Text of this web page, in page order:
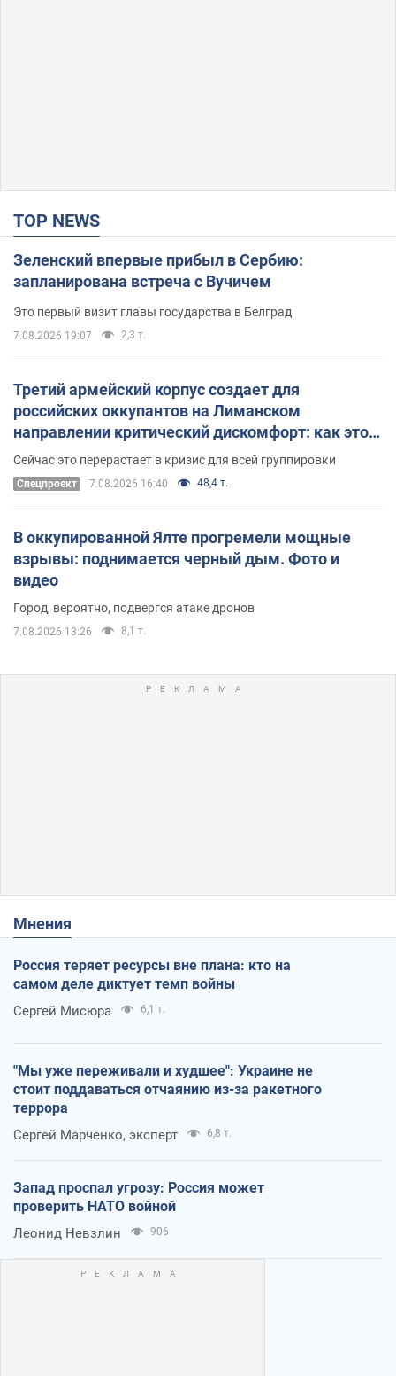
TOP NEWS
Зеленский впервые прибыл в Сербию:
запланирована встреча с Вучичем
Это первый визит главы государства в Белград
7.08.2026 19:07 2,3 т.
Третий армейский корпус создает для
российских оккупантов на Лиманском
направлении критический дискомфорт: как это
удалось
Сейчас это перерастает в кризис для всей группировки
Спецпроект 7.08.2026 16:40 48,4 т.
В оккупированной Ялте прогремели мощные
взрывы: поднимается черный дым. Фото и
видео
Город, вероятно, подвергся атаке дронов
7.08.2026 13:26 8,1 т.
Мнения
Россия теряет ресурсы вне плана: кто на
самом деле диктует темп войны
Сергей Мисюра 6,1 т.
"Мы уже переживали и худшее": Украине не
стоит поддаваться отчаянию из-за ракетного
террора
Сергей Марченко, эксперт 6,8 т.
Запад проспал угрозу: Россия может
проверить НАТО войной
Леонид Невзлин 906